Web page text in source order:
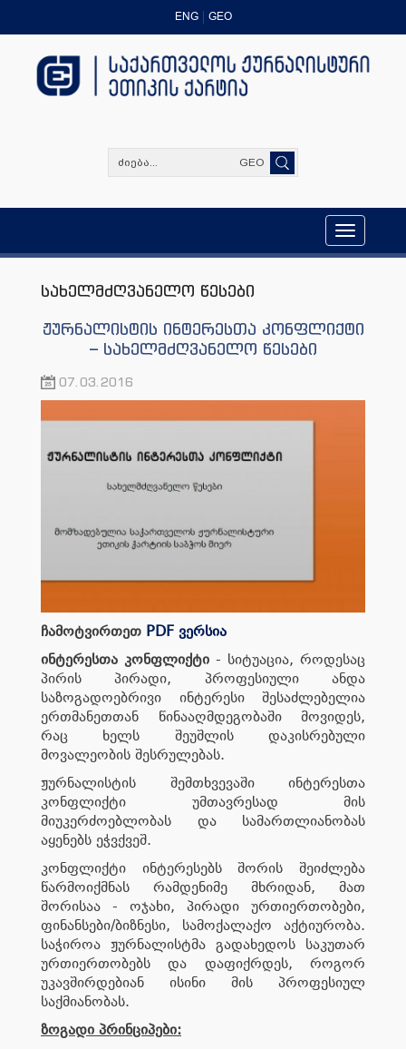
ENG GEO
GEO
Toggle
navigation
სახელმძღვანელო წესები
ჟურნალისტის ინტერესთა კონფლიქტი
– სახელმძღვანელო წესები
07.03.2016
ჩამოტვირთეთ PDF ვერსია
ინტერესთა კონფლიქტი - სიტუაცია, როდესაც
პირის პირადი, პროფესიული ანდა
საზოგადოებრივი ინტერესი შესაძლებელია
ერთმანეთთან წინააღმდეგობაში მოვიდეს,
რაც ხელს შეუშლის დაკისრებული
მოვალეობის შესრულებას.
ჟურნალისტის შემთხვევაში ინტერესთა
კონფლიქტი უმთავრესად მის
მიუკერძოებლობას და სამართლიანობას
აყენებს ეჭვქვეშ.
კონფლიქტი ინტერესებს შორის შეიძლება
წარმოიქმნას რამდენიმე მხრიდან, მათ
შორისაა - ოჯახი, პირადი ურთიერთობები,
ფინანსები/ბიზნესი, სამოქალაქო აქტიურობა.
საჭიროა ჟურნალისტმა გადახედოს საკუთარ
ურთიერთობებს და დაფიქრდეს, როგორ
უკავშირდებიან ისინი მის პროფესიულ
საქმიანობას.
ზოგადი პრინციპები: